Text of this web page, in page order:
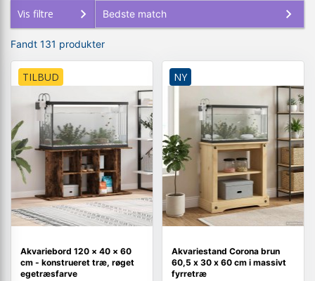
Vis filtre
Fandt 131 produkter
TILBUD
Akvariebord 120 × 40 × 60
cm - konstrueret træ, røget
egetræsfarve
NY
Akvariestand Corona brun
60,5 x 30 x 60 cm i massivt
fyrretræ